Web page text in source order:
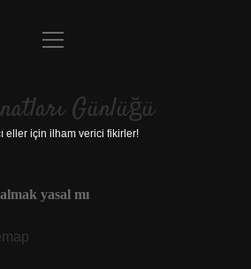
Anasayfa
Yasal Uyarı
menüyü
Günlüğü
eller için ilham verici fikirler!
yasal mı